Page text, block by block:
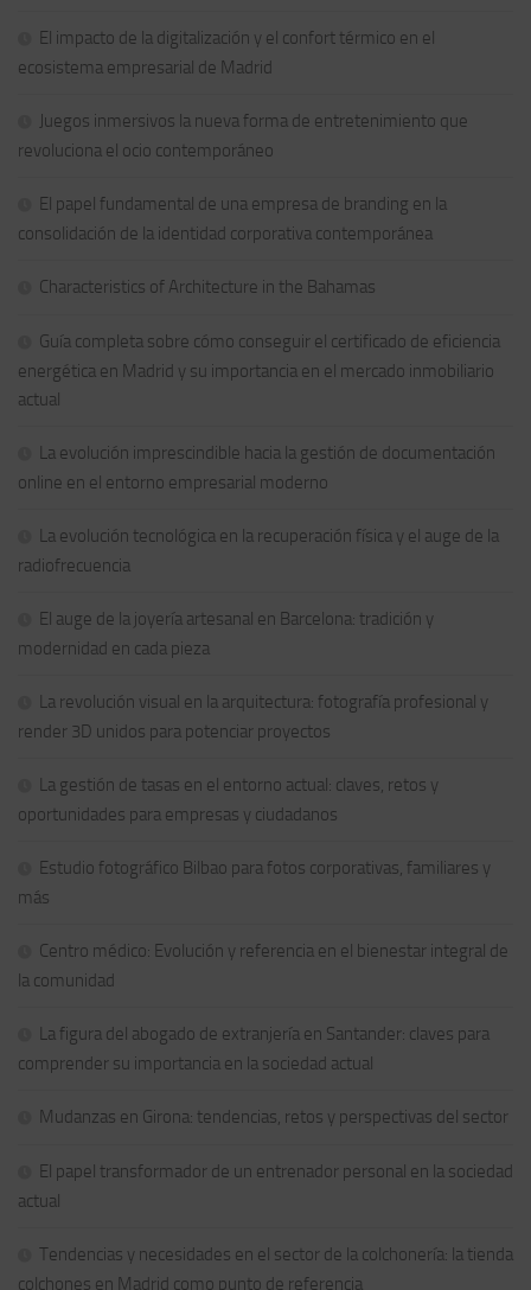
El impacto de la digitalización y el confort térmico en el
ecosistema empresarial de Madrid
Juegos inmersivos la nueva forma de entretenimiento que
revoluciona el ocio contemporáneo
El papel fundamental de una empresa de branding en la
consolidación de la identidad corporativa contemporánea
Characteristics of Architecture in the Bahamas
Guía completa sobre cómo conseguir el certificado de eficiencia
energética en Madrid y su importancia en el mercado inmobiliario
actual
La evolución imprescindible hacia la gestión de documentación
online en el entorno empresarial moderno
La evolución tecnológica en la recuperación física y el auge de la
radiofrecuencia
El auge de la joyería artesanal en Barcelona: tradición y
modernidad en cada pieza
La revolución visual en la arquitectura: fotografía profesional y
render 3D unidos para potenciar proyectos
La gestión de tasas en el entorno actual: claves, retos y
oportunidades para empresas y ciudadanos
Estudio fotográfico Bilbao para fotos corporativas, familiares y
más
Centro médico: Evolución y referencia en el bienestar integral de
la comunidad
La figura del abogado de extranjería en Santander: claves para
comprender su importancia en la sociedad actual
Mudanzas en Girona: tendencias, retos y perspectivas del sector
El papel transformador de un entrenador personal en la sociedad
actual
Tendencias y necesidades en el sector de la colchonería: la tienda
colchones en Madrid como punto de referencia